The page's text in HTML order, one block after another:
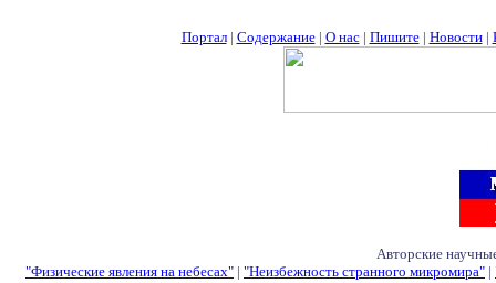
Портал| Содержание| О нас| Пишите| Новости|
Авторские
"Физические явления на небесах" | "Неизбежность странного микромира" |